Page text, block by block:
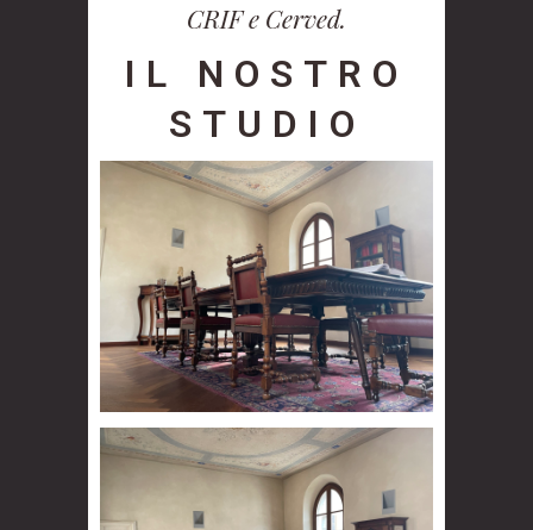
CRIF e Cerved.
IL NOSTRO
STUDIO